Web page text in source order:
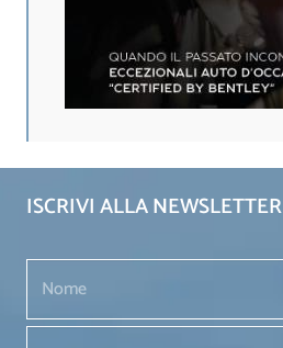
ISCRIVI ALLA NEWSLETTER